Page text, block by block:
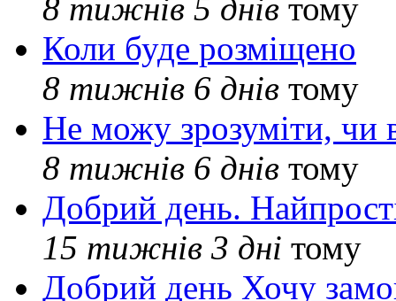
8 тижнів 5 днів тому
Коли буде розміщено
8 тижнів 6 днів тому
Не можу зрозуміти, чи
8 тижнів 6 днів тому
Добрий день.
15 тижнів 3 дні тому
Добрий день Хочу